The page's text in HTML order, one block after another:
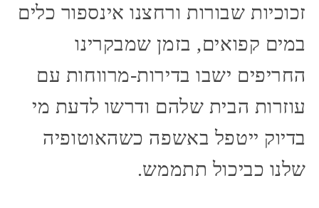
זכוכיות שבורות ורחצנו אינספור כלים
במים קפואים, בזמן שמבקרינו
החריפים ישבו בדירות-מרווחות עם
עוזרות הבית שלהם ודרשו לדעת מי
בדיוק ייטפל באשפה כשהאוטופיה
שלנו כביכול תתממש.